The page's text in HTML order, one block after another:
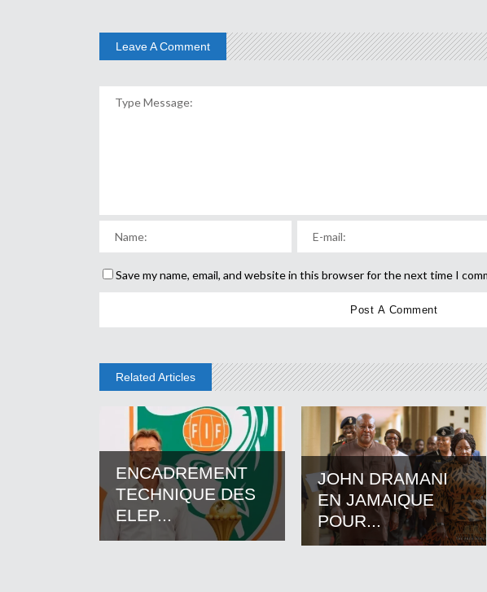
Leave A Comment
Save my name, email, and website in this browser for the next time I
Related Articles
ENCADREMENT
TECHNIQUE DES
ELEP...
JOHN DRAMANI
EN JAMAIQUE
POUR...